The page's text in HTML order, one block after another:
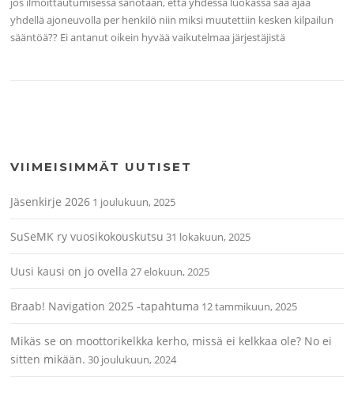
yhdellä ajoneuvolla per henkilö niin miksi muutettiin kesken kilpailun
sääntöä?? Ei antanut oikein hyvää vaikutelmaa järjestäjistä
VIIMEISIMMÄT UUTISET
Jäsenkirje 2026 1 joulukuun, 2025
SuSeMK ry vuosikokouskutsu 31 lokakuun, 2025
Uusi kausi on jo ovella 27 elokuun, 2025
Braab! Navigation 2025 -tapahtuma 12 tammikuun, 2025
Mikäs se on moottorikelkka kerho, missä ei kelkkaa ole? No ei
sitten mikään. 30 joulukuun, 2024